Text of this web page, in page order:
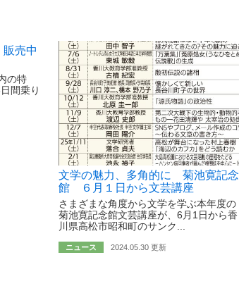
売中
の特
間乗り
文学の魅力、多角的に 菊池寛記念
館 ６月１日から文芸講座
さまざまな角度から文学を学ぶ本年度の
菊池寛記念館文芸講座が、6月1日から香
川県高松市昭和町のサンク...
ニュース 2024.05.30 更新